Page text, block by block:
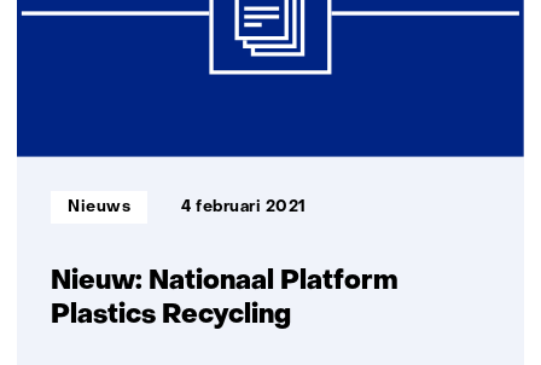
soepen
Nieuw: Nationaal Platform
Plastics Recycling
Informatietype:
Nieuws 4 februari 2021